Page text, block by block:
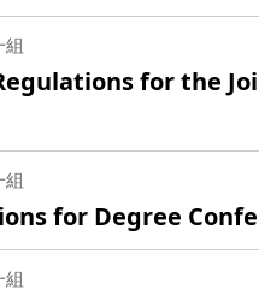
for the
for Degree